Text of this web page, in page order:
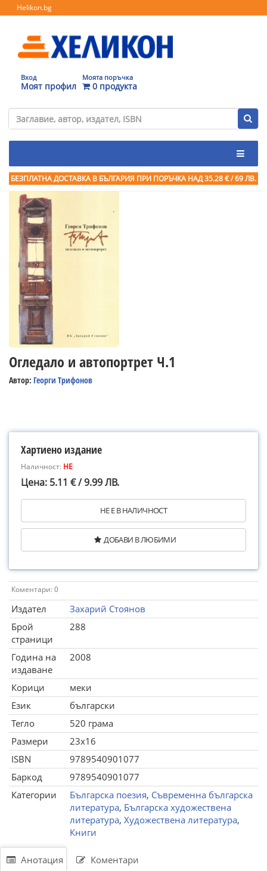
Helikon.bg
Вход
Моят профил
Моята поръчка
0 продукта
БЕЗПЛАТНА ДОСТАВКА В БЪЛГАРИЯ ПРИ ПОРЪЧКА НАД 35.28 € / 69 ЛВ.
Огледало и автопортрет Ч.1
Автор: Георги Трифонов
Хартиено издание
Наличност: НЕ
Цена: 5.11 € / 9.99 ЛВ.
НЕ Е В НАЛИЧНОСТ
ДОБАВИ В ЛЮБИМИ
Коментари: 0
Издател
Захарий Стоянов
Брой
страници
288
Година на
издаване
2008
Корици
меки
Език
български
Тегло
520 грама
Размери
23x16
ISBN
9789540901077
Баркод
9789540901077
Категории
Българска поезия, Съвременна българска
литература, Българска художествена
литература, Художествена литература,
Книги
Анотация Коментари